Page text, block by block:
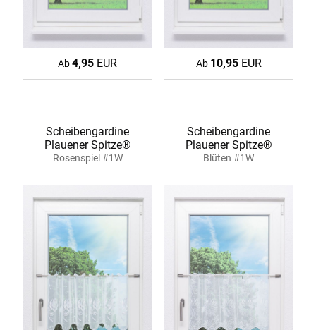
Ab4,95 EUR Ab 10,95EUR
Scheibengardine
Plauener Spitze®
Rosenspiel #1W
Scheibengardine
Plauener Spitze®
Blüten #1W